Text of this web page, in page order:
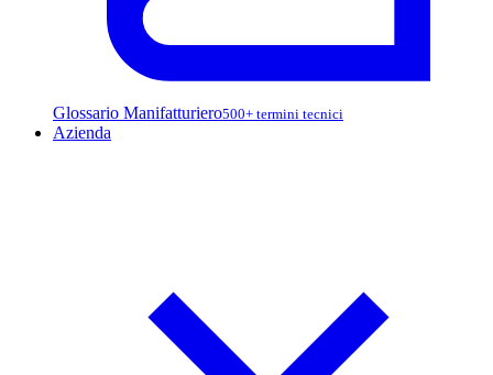
Glossario Manifatturiero500+ termini tecnici
Azienda